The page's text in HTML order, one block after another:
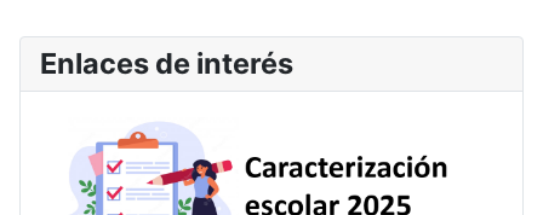
Enlaces de interés